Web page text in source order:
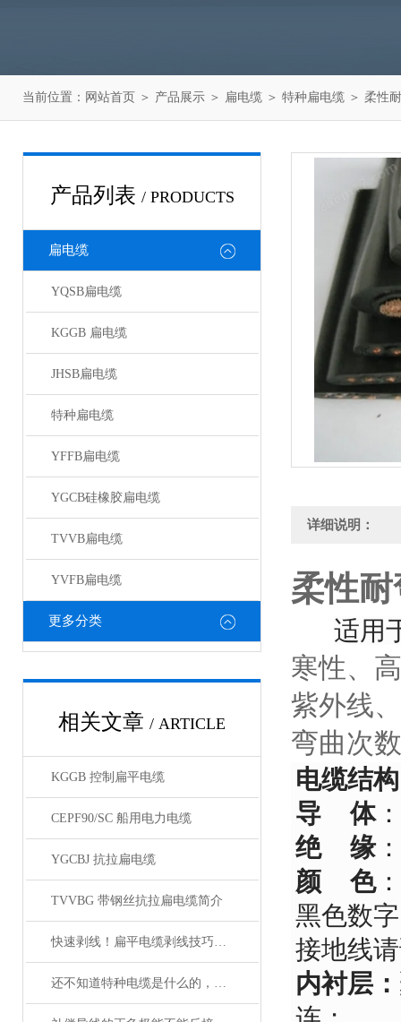
当前位置： 网站首页 ＞ 产品展示 ＞ 扁电缆 ＞ 特种扁电缆 ＞ 柔性
产品列表 / PRODUCTS
扁电缆
YQSB扁电缆
KGGB 扁电缆
JHSB扁电缆
特种扁电缆
YFFB扁电缆
YGCB硅橡胶扁电缆
TVVB扁电缆
YVFB扁电缆
更多分类
相关文章 / ARTICLE
KGGB 控制扁平电缆
CEPF90/SC 船用电力电缆
YGCBJ 抗拉扁电缆
TVVBG 带钢丝抗拉扁电缆简介
快速剥线！扁平电缆剥线技巧分享
还不知道特种电缆是什么的，请看这里！
详细说明：
柔性
适用
寒性、
紫外线
弯曲次
电缆结构
导 体
绝 缘
颜 色
黑色数
接地线
内衬层：